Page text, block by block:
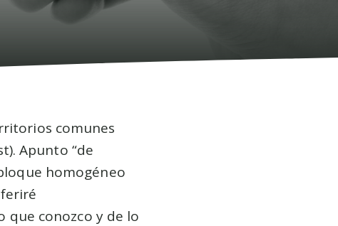
comunes
Apunto “de
homogéneo
que conozco y de lo